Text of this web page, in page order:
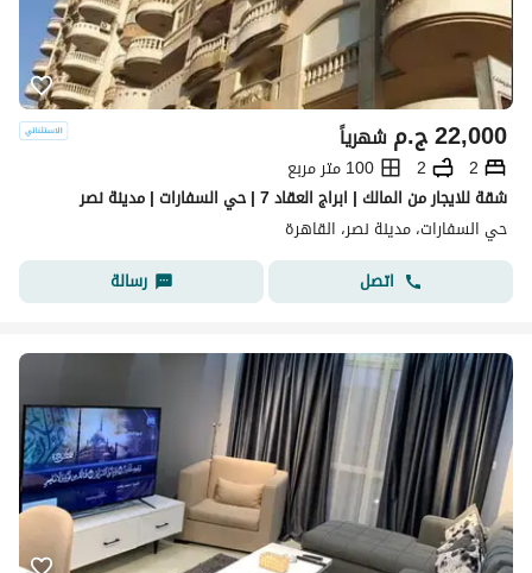
ج.م22,000 شهرياً
2
2
100 متر مربع
شقة للايجار من المالك | ابراج العقاد 7 | حي السفارات | مدينة نصر
حي السفارات، مدينة نصر، القاهرة
اتصل
رسالة